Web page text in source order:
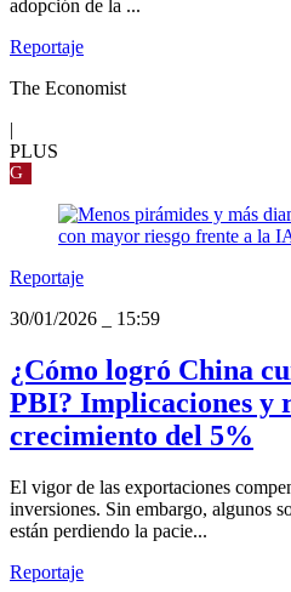
adopción de la ...
Reportaje
The Economist
|
PLUS
G
Reportaje
30/01/2026
15:59
¿Cómo logró China
PBI? Implicaciones y
crecimiento del 5%
El vigor de las exportaciones
inversiones. Sin embargo, algunos
están perdiendo la pacie...
Reportaje